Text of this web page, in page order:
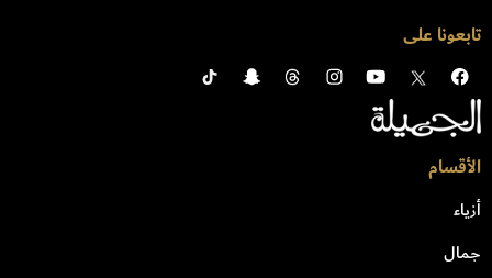
تابعونا على
الأقسام
أزياء
جمال